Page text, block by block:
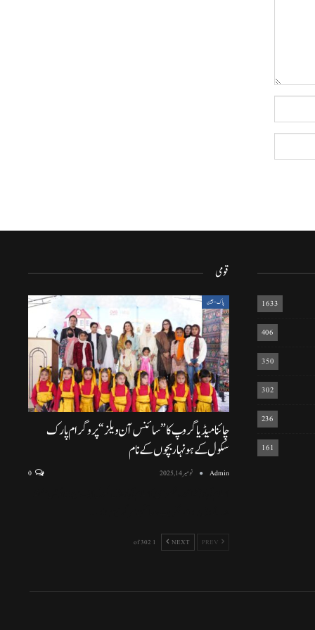
1633
406
350
302
236
161
قومی
پاک-چین
چائنا میڈیا گروپ کا ”سائنس آن ویلز“ پروگرام پارک
سکول کے ہونہار بچوں کے نام
Admin نومبر 14, 2025 0
NEXT
1 of 302